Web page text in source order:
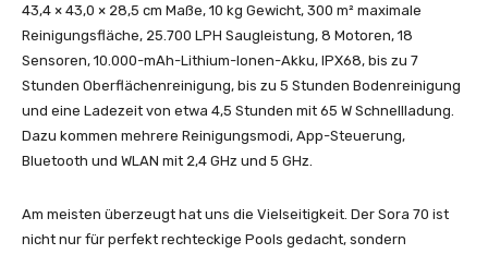
43,4 × 43,0 × 28,5 cm Maße, 10 kg Gewicht, 300 m² maximale
Reinigungsfläche, 25.700 LPH Saugleistung, 8 Motoren, 18
Sensoren, 10.000-mAh-Lithium-Ionen-Akku, IPX68, bis zu 7
Stunden Oberflächenreinigung, bis zu 5 Stunden Bodenreinigung
und eine Ladezeit von etwa 4,5 Stunden mit 65 W Schnellladung.
Dazu kommen mehrere Reinigungsmodi, App-Steuerung,
Bluetooth und WLAN mit 2,4 GHz und 5 GHz.
Am meisten überzeugt hat uns die Vielseitigkeit. Der Sora 70 ist
nicht nur für perfekt rechteckige Pools gedacht, sondern